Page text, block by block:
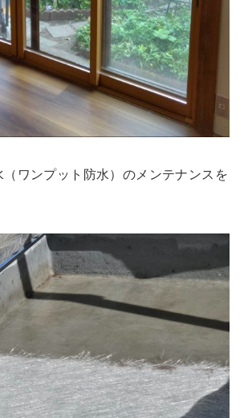
ワンプット防水）のメンテナンスを